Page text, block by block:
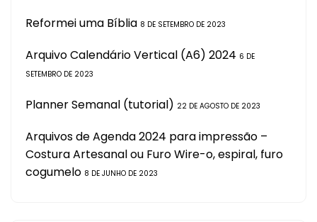
Reformei uma Bíblia 8 DE SETEMBRO DE 2023
Arquivo Calendário Vertical (A6) 2024 6 DE
SETEMBRO DE 2023
Planner Semanal (tutorial) 22 DE AGOSTO DE 2023
Arquivos de Agenda 2024 para impressão –
Costura Artesanal ou Furo Wire-o, espiral, furo
cogumelo 8 DE JUNHO DE 2023